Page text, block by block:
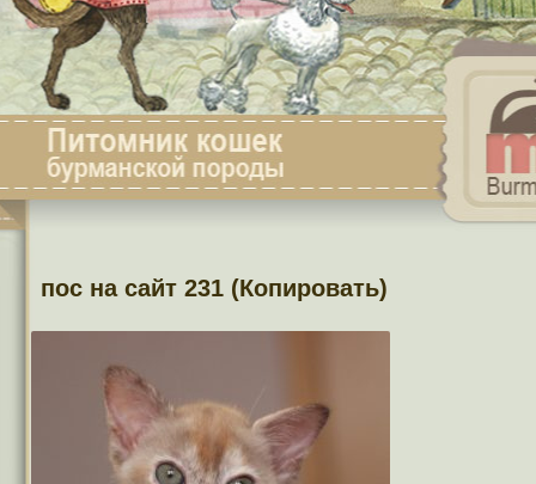
пос на сайт 231 (Копировать)